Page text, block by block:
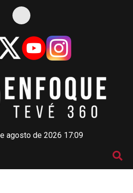
agosto de 2026 17:09